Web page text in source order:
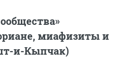
миафизиты и
и-Кыпчак)